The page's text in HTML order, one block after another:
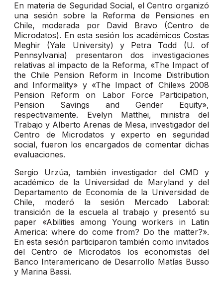
En materia de Seguridad Social, el Centro organizó
una sesión sobre la Reforma de Pensiones en
Chile, moderada por David Bravo (Centro de
Microdatos). En esta sesión los académicos Costas
Meghir (Yale University) y Petra Todd (U. of
Pennsylvania) presentaron dos investigaciones
relativas al impacto de la Reforma, «The Impact of
the Chile Pension Reform in Income Distribution
and Informality» y «The Impact of Chile»s 2008
Pension Reform on Labor Force Participation,
Pension Savings and Gender Equity»,
respectivamente. Evelyn Matthei, ministra del
Trabajo y Alberto Arenas de Mesa, investigador del
Centro de Microdatos y experto en seguridad
social, fueron los encargados de comentar dichas
evaluaciones.
Sergio Urzúa, también investigador del CMD y
académico de la Universidad de Maryland y del
Departamento de Economía de la Universidad de
Chile, moderó la sesión Mercado Laboral:
transición de la escuela al trabajo y presentó su
paper «Abilities among Young workers in Latin
America: where do come from? Do the matter?».
En esta sesión participaron también como invitados
del Centro de Microdatos los economistas del
Banco Interamericano de Desarrollo Matías Busso
y Marina Bassi.